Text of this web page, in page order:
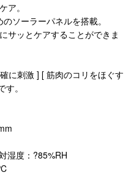
ア。
ソーラーパネルを搭載。
サッとケアすることができま
に刺激 ] [ 筋肉のコリをほぐす
。
度：?85%RH